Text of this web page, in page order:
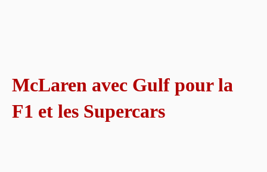
McLaren avec Gulf pour la
F1 et les Supercars